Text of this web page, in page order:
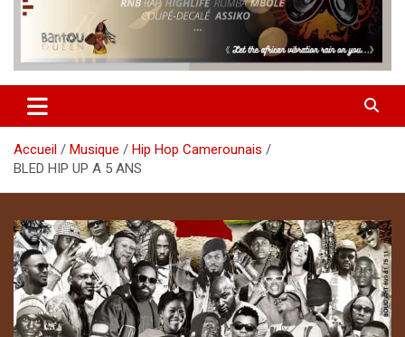
Accueil Musique
Hip Hop Camerounais
BLED HIP UP A 5 ANS